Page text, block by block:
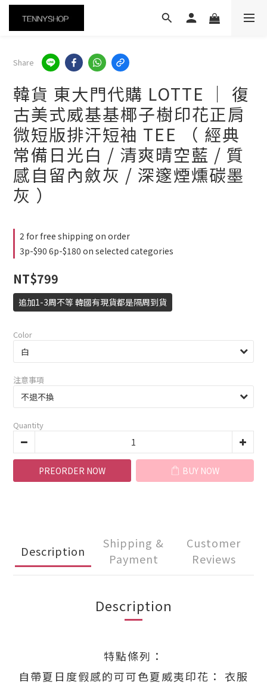
Share
韓貨 東大門代購 LOTTE ｜ 復
古美式威基基椰子樹印花正肩
微短版排汗短袖 TEE （ 經典
常備日光白 / 清爽晴空藍 / 質
感自留內斂灰 / 深邃煙燻碳墨
灰 ）
2 for free shipping on order
3p-$90 6p-$180 on selected categories
NT$799
追加1-3周不等 韓國有現貨都是隔周到貨
Color
注意事項
Quantity
PREORDER NOW BUY NOW
Description
Shipping &
Payment
Customer
Reviews
Description
特點條列：
自帶夏日度假感的可可色夏威夷印花： 衣服